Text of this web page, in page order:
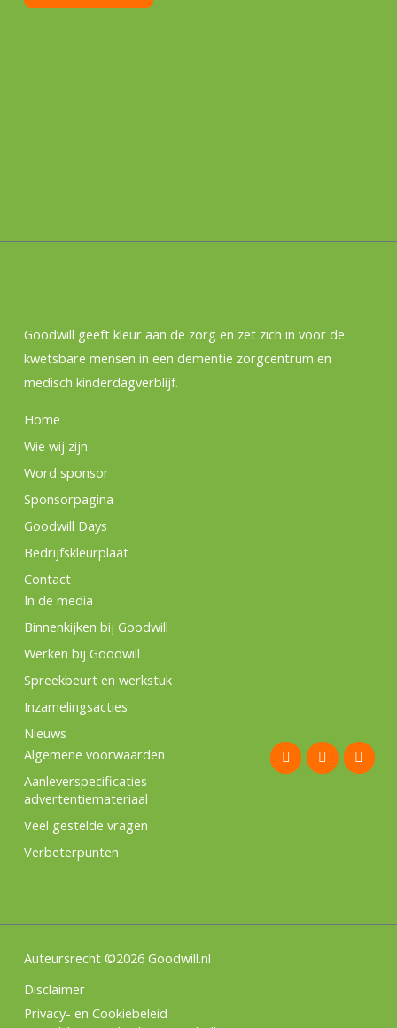
Goodwill geeft kleur aan de zorg en zet zich in voor de
kwetsbare mensen in een dementie zorgcentrum en
medisch kinderdagverblijf.
Home
Wie wij zijn
Word sponsor
Sponsorpagina
Goodwill Days
Bedrijfskleurplaat
Contact
In de media
Binnenkijken bij Goodwill
Werken bij Goodwill
Spreekbeurt en werkstuk
Inzamelingsacties
Nieuws
Algemene voorwaarden
Aanleverspecificaties
advertentiemateriaal
Veel gestelde vragen
Verbeterpunten
F
a
c
I
n
s
L
i
n
Auteursrecht ©2026 Goodwill.nl
Disclaimer
Privacy- en Cookiebeleid